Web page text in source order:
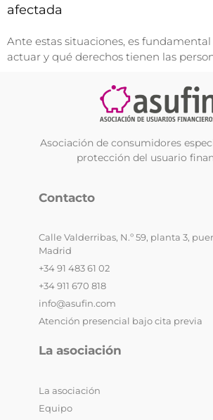
afectada
Ante estas situaciones, es
actuar y qué derechos tienen las
Asociación de consumidores
protección del usuario
Contacto
Calle Valderribas, N.º 59, planta 3,
Madrid
+34 91 483 61 02
+34 911 670 818
info@asufin.com
Atención presencial bajo cita previa
La asociación
La asociación
Equipo